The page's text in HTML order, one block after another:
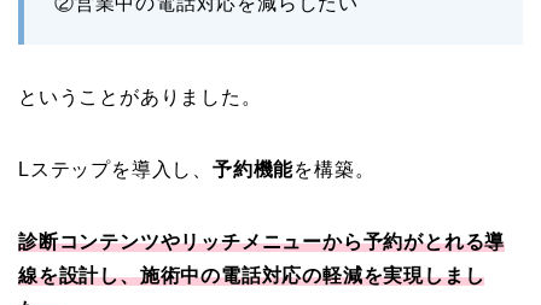
ということがありました。
Lステップを導入し、 予約機能を構築。
診断コンテンツやリッチメニューから予約がとれる導
線を設計し、施術中の電話対応の軽減を実現しまし